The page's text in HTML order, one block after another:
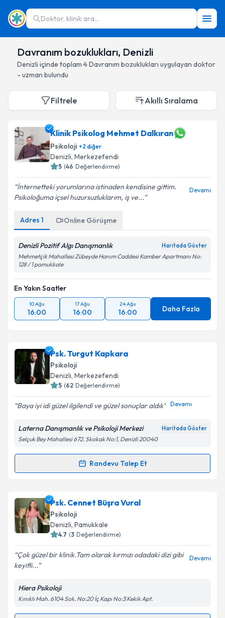
Doktor, klinik ara...
Davranım bozuklukları, Denizli
Denizli içinde toplam 4Davranım bozuklukları uygulayan doktor
- uzman bulundu
Filtrele Akıllı Sıralama
Klinik Psikolog Mehmet Dalkıran
Psikoloji +2 diğer
Denizli, Merkezefendi
5 (46 Değerlendirme)
İnternetteki yorumlarına istinaden kendisine gittim.
Psikoloğuma içsel huzursuzluklarım, iş ve...
Devamı
Adres 1 Online Görüşme
Denizli Pozitif Algı Danışmanlık Haritada Göster
Mehmetçik Mahallesi Zübeyde Hanım Caddesi Kamber Apartmanı No:
128 / 1 pamukkale
En Yakın Saatler
10 Ağu
16:00
17 Ağu
16:00
24 Ağu
16:00 Daha Fazla
Psk. Turgut Kapkara
Psikoloji
Denizli, Merkezefendi
5 (62 Değerlendirme)
Baya iyi idi güzel ilgilendi ve güzel sonuçlar aldık Devamı
Laterna Danışmanlık ve Psikoloji Merkezi Haritada Göster
Selçuk Bey Mahallesi 672. Skokak No:1, Denizli 20040
Randevu Talep Et
Randevu Takvimi Talebi
Psk. Turgut Kapkaraiçin randevu takvimi talebi
oluşturun. Size bu uzmandan randevu almanız için bir
takvim hazırlandığında e-posta ile bilgilendireceğiz.
Kişisel verilerimin işlenmesine ilişkin
Metni'ni okudum ve kişisel verilerimin belirtilen
kapsamda işlenmesini kabul ediyorum.
Psk. Cennet Büşra Vural
Psikoloji
Denizli, Pamukkale
4.7 (3 Değerlendirme)
Çok güzel bir klinik.Tam olarak kırmızı odadaki dizi gibi
keyifli...
Devamı
Hiera Psikoloji
Kınıklı Mah. 6104 Sok. No:20 İç Kapı No:3 Kekik Apt.